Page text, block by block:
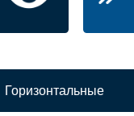
Горизонтальные